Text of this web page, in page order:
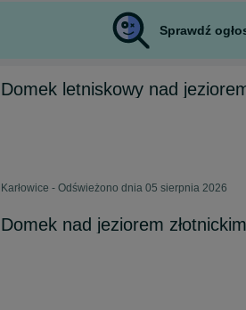
Sprawdź
Domek letniskowy nad
Karłowice - Odświeżono dnia 05 sierpnia 2026
Domek nad jeziorem